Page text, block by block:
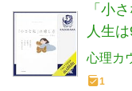
「小
人生
心理カ
1